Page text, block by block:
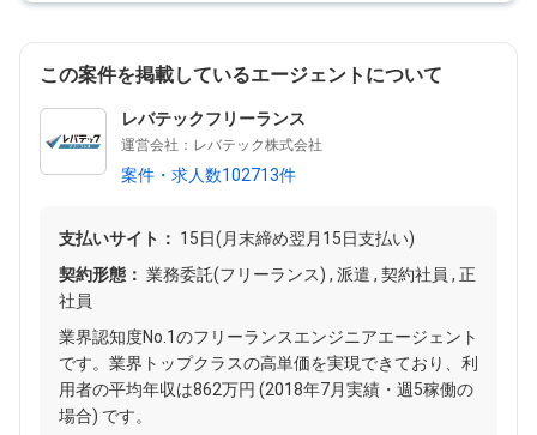
この案件を掲載しているエージェントについて
レバテックフリーランス
運営会社：レバテック株式会社
案件・求人数102713件
支払いサイト： 15日(月末締め翌月15日支払い)
契約形態： 業務委託(フリーランス) , 派遣 , 契約社員 , 正
社員
業界認知度No.1のフリーランスエンジニアエージェント
です。業界トップクラスの高単価を実現できており、利
用者の平均年収は862万円 (2018年7月実績・週5稼働の
場合) です。